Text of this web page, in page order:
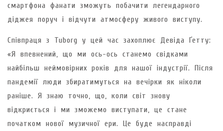
смартфона фанати зможуть побачити легендарного
діджея поруч і відчути атмосферу живого виступу.
Співпраця з Tuborg у цей час захоплює Девіда Ґетту:
«Я впевнений, що ми ось-ось станемо свідками
найбільш неймовірних років для нашої індустрії. Після
пандемії люди збиратимуться на вечірки як ніколи
раніше. Я знаю точно, що, коли світ знову
відкриється і ми зможемо виступати, це стане
початком нової музичної ери. Це буде насправді